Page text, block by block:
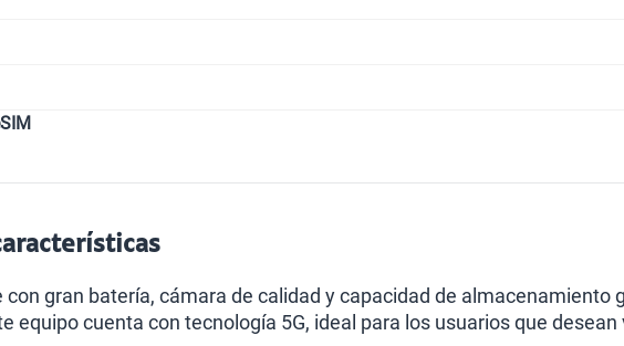
gran batería, cámara de calidad y capacidad de almacenamiento
equipo cuenta con tecnología 5G, ideal para los usuarios que